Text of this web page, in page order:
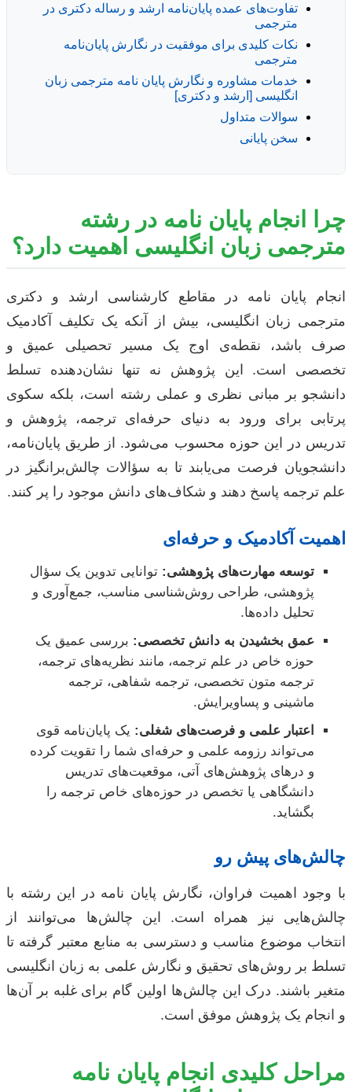
تفاوت‌های عمده پایان‌نامه ارشد و رساله دکتری در
مترجمی
نکات کلیدی برای موفقیت در نگارش پایان‌نامه
مترجمی
خدمات مشاوره و نگارش پایان نامه مترجمی زبان
انگلیسی [ارشد و دکتری]
سوالات متداول
سخن پایانی
چرا انجام پایان نامه در رشته
مترجمی زبان انگلیسی اهمیت دارد؟
انجام پایان نامه در مقاطع کارشناسی ارشد و دکتری
مترجمی زبان انگلیسی، بیش از آنکه یک تکلیف آکادمیک
صرف باشد، نقطه‌ی اوج یک مسیر تحصیلی عمیق و
تخصصی است. این پژوهش نه تنها نشان‌دهنده تسلط
دانشجو بر مبانی نظری و عملی رشته است، بلکه سکوی
پرتابی برای ورود به دنیای حرفه‌ای ترجمه، پژوهش و
تدریس در این حوزه محسوب می‌شود. از طریق پایان‌نامه،
دانشجویان فرصت می‌یابند تا به سؤالات چالش‌برانگیز در
علم ترجمه پاسخ دهند و شکاف‌های دانش موجود را پر کنند.
اهمیت آکادمیک و حرفه‌ای
توسعه مهارت‌های پژوهشی: توانایی تدوین یک سؤال
پژوهشی، طراحی روش‌شناسی مناسب، جمع‌آوری و
تحلیل داده‌ها.
عمق بخشیدن به دانش تخصصی: بررسی عمیق یک
حوزه خاص در علم ترجمه، مانند نظریه‌های ترجمه،
ترجمه متون تخصصی، ترجمه شفاهی، ترجمه
ماشینی و پساویرایش.
اعتبار علمی و فرصت‌های شغلی: یک پایان‌نامه قوی
می‌تواند رزومه علمی و حرفه‌ای شما را تقویت کرده
و درهای پژوهش‌های آتی، موقعیت‌های تدریس
دانشگاهی یا تخصص در حوزه‌های خاص ترجمه را
بگشاید.
چالش‌های پیش رو
با وجود اهمیت فراوان، نگارش پایان نامه در این رشته با
چالش‌هایی نیز همراه است. این چالش‌ها می‌توانند از
انتخاب موضوع مناسب و دسترسی به منابع معتبر گرفته تا
تسلط بر روش‌های تحقیق و نگارش علمی به زبان انگلیسی
متغیر باشند. درک این چالش‌ها اولین گام برای غلبه بر آن‌ها
و انجام یک پژوهش موفق است.
مراحل کلیدی انجام پایان نامه